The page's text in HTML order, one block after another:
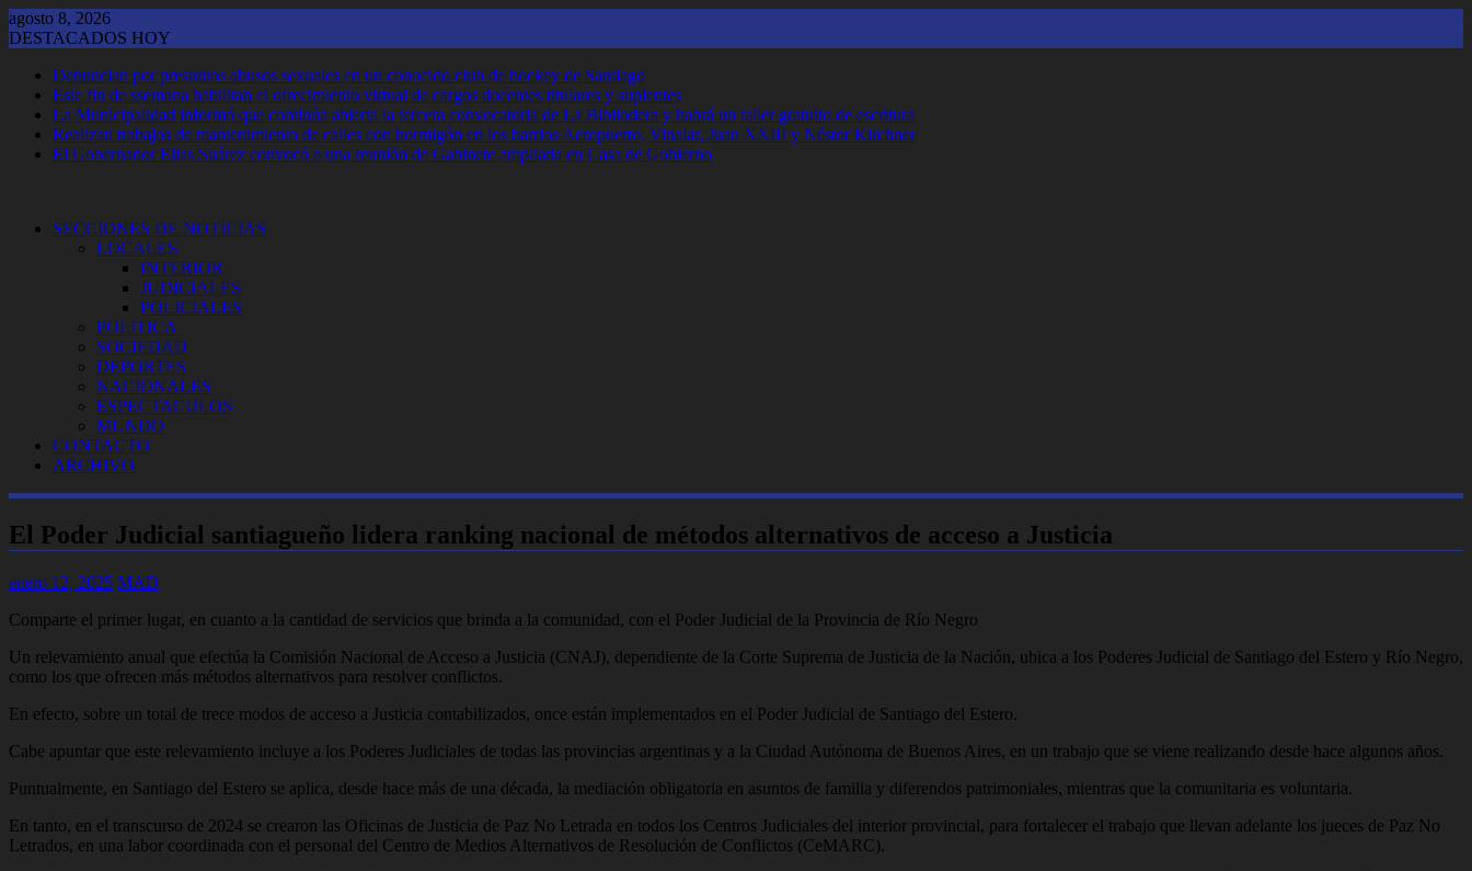
Saltar
al
agosto 8, 2026
DESTACADOS HOY
Denuncian por presuntos abusos sexuales en un conocido club de hockey de Santiago
Este fin de ssemana habilitan el ofrecimiento virtual de cargos docentes titulares y suplentes
La Municipalidad informó que continúa abierta la tercera convocatoria de La Bibliodera y habrá un taller gratuito de escritura
Realizan trabajos de mantenimiento de calles con hormigón en los barrios Aeropuerto, Vinalar, Juan XXIII y Néstor Kirchner
El Gobernador Elias Suárez convocó a una reunión de Gabinete ampliada en Casa de Gobierno
SECCIONES DE NOTICIAS
LOCALES
INTERIOR
JUDICIALES
POLICIALES
POLITICA
SOCIEDAD
DEPORTES
NACIONALES
ESPECTACULOS
MUNDO
CONTACTO
ARCHIVO
El Poder Judicial santiagueño lidera ranking nacional de métodos alternativos de acceso a Justicia
enero 12, 2025 MAD
Comparte el primer lugar, en cuanto a la cantidad de servicios que brinda a la comunidad, con el Poder Judicial de la Provincia de Río Negro
Un relevamiento anual que efectúa la Comisión Nacional de Acceso a Justicia (CNAJ), dependiente de la Corte Suprema de Justicia de la Nación, ubica a los Poderes Judicial de Santiago del Estero y Río Negro,
como los que ofrecen más métodos alternativos para resolver conflictos.
En efecto, sobre un total de trece modos de acceso a Justicia contabilizados, once están implementados en el Poder Judicial de Santiago del Estero.
Cabe apuntar que este relevamiento incluye a los Poderes Judiciales de todas las provincias argentinas y a la Ciudad Autónoma de Buenos Aires, en un trabajo que se viene realizando desde hace algunos años.
Puntualmente, en Santiago del Estero se aplica, desde hace más de una década, la mediación obligatoria en asuntos de familia y diferendos patrimoniales, mientras que la comunitaria es voluntaria.
En tanto, en el transcurso de 2024 se crearon las Oficinas de Justicia de Paz No Letrada en todos los Centros Judiciales del interior provincial, para fortalecer el trabajo que llevan adelante los jueces de Paz No
Letrados, en una labor coordinada con el personal del Centro de Medios Alternativos de Resolución de Conflictos (CeMARC).